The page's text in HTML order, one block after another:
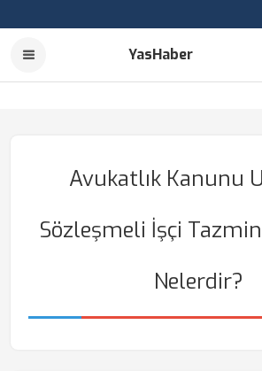
YasHaber
Avukatlık Kanunu
Sözleşmeli İşçi
Nelerdir?